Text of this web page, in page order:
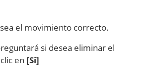
el movimiento correcto.
si desea eliminar el
en [Si]